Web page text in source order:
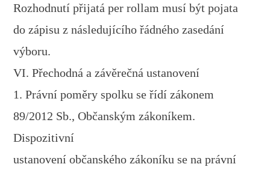
Rozhodnutí přijatá per rollam musí být pojata
do zápisu z následujícího řádného zasedání
výboru.
VI. Přechodná a závěrečná ustanovení
1. Právní poměry spolku se řídí zákonem
89/2012 Sb., Občanským zákoníkem.
Dispozitivní
ustanovení občanského zákoníku se na právní